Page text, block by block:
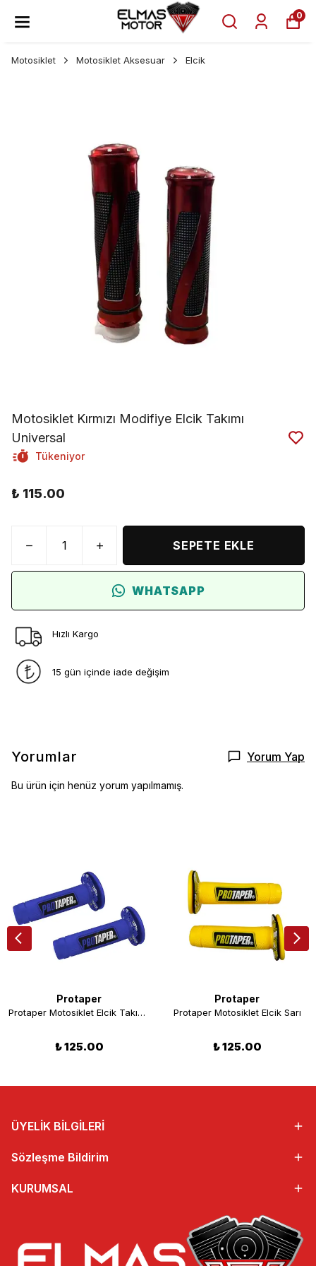
0
Motosiklet Motosiklet Aksesuar Elcik
Motosiklet Kırmızı Modifiye Elcik Takımı
Universal
Tükeniyor
₺ 115.00
SEPETE EKLE
WHATSAPP
Hızlı Kargo
15 gün içinde iade değişim
Yorumlar Yorum Yap
Bu ürün için henüz yorum yapılmamış.
Protaper
Protaper Motosiklet Elcik Takımı Mavi
₺ 125.00
Protaper
Protaper Motosiklet Elcik Sarı
₺ 125.00
ÜYELİK BİLGİLERİ
Sözleşme Bildirim
KURUMSAL